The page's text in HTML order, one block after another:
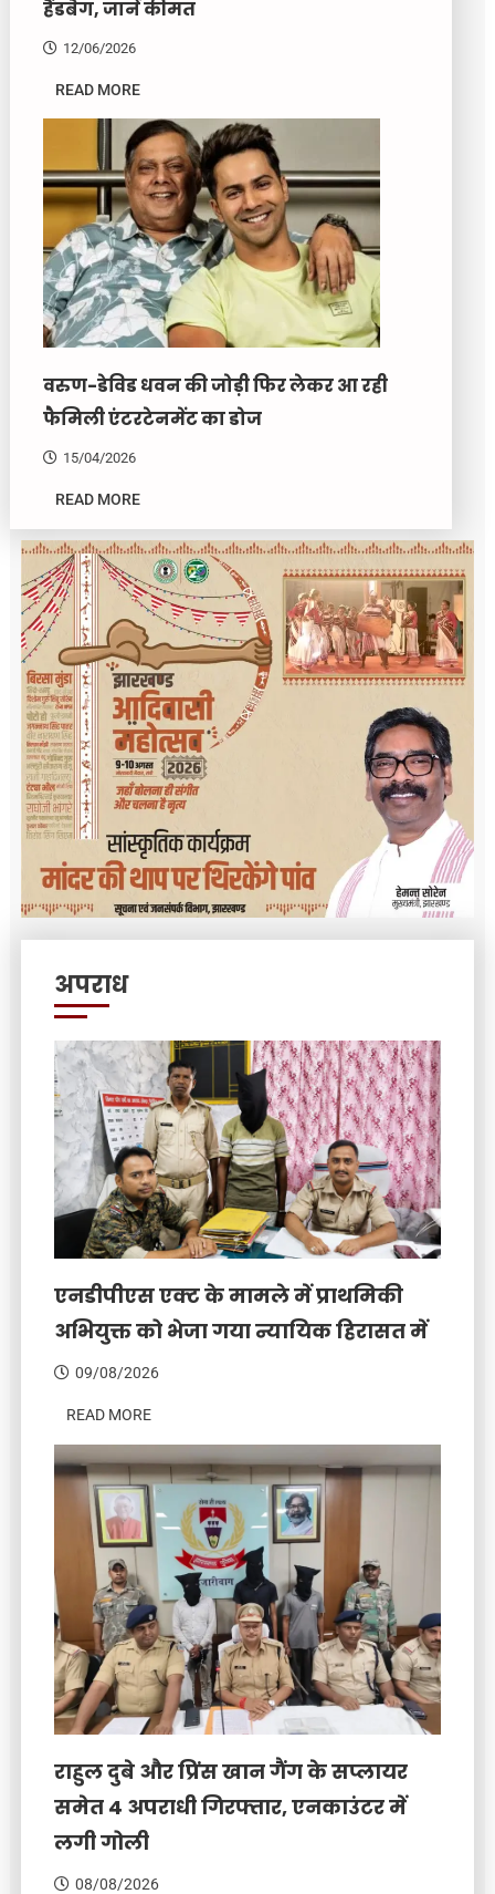
हैंडबैग, जानें कीमत
12/06/2026
READ MORE
वरुण-डेविड धवन की जोड़ी फिर लेकर आ रही
फैमिली एंटरटेनमेंट का डोज
15/04/2026
READ MORE
अपराध
एनडीपीएस एक्ट के मामले में प्राथमिकी
अभियुक्त को भेजा गया न्यायिक हिरासत में
09/08/2026
READ MORE
राहुल दुबे और प्रिंस खान गैंग के सप्लायर
समेत 4 अपराधी गिरफ्तार, एनकाउंटर में
लगी गोली
08/08/2026